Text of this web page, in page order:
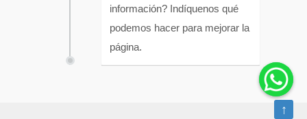
información? Indíquenos qué
podemos hacer para mejorar la
página.
↑